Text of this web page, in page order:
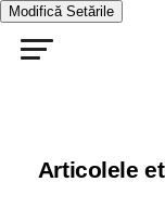
Modifică Setările
Articolele